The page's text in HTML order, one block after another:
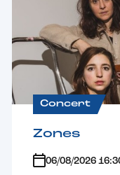
Concert
Zones
06/08/2026